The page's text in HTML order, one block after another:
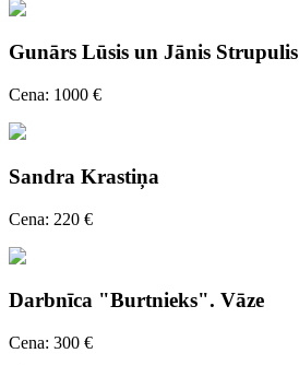
Gunārs Lūsis un Jānis Strupulis
Cena: 1000 €
Sandra Krastiņa
Cena: 220 €
Darbnīca "Burtnieks". Vāze
Cena: 300 €